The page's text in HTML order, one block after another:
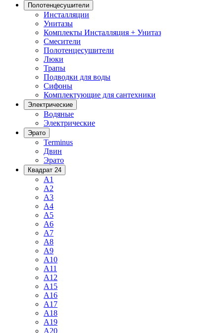
Полотенцесушители
Инсталляции
Унитазы
Комплекты Инсталляция + Унитаз
Смесители
Полотенцесушители
Люки
Трапы
Подводки для воды
Сифоны
Комплектующие для сантехники
Электрические
Водяные
Электрические
Эрато
Terminus
Двин
Эрато
Квадрат 24
A1
A2
A3
A4
A5
A6
A7
A8
A9
A10
A11
A12
A15
A16
A17
A18
A19
A20